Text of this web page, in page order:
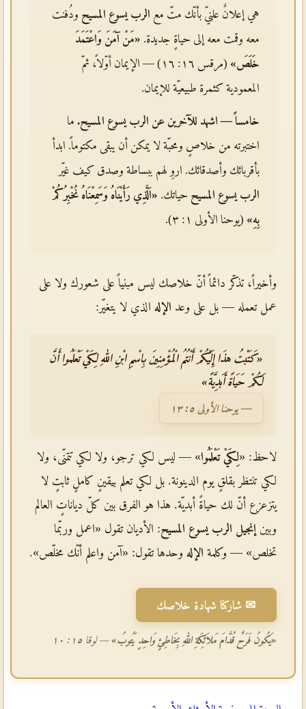
هي إعلانٌ علنيّ بأنّك متّ مع الرب يسوع المسيح ودُفنت
معه وقمت معه إلى حياةٍ جديدة. «مَنْ آمَنَ وَاعْتَمَدَ
خَلَصَ»
(مرقس ١٦: ١٦) — الإيمان أوّلاً، ثمّ
المعمودية كثمرة طبيعيّة للإيمان.
خامساً — اشهد للآخرين عن الرب يسوع المسيح. ما
اختبرته من خلاصٍ ومحبّة لا يمكن أن يبقى مكتوماً. ابدأ
بأقربائك وأصدقائك. اروِ لهم ببساطة وصدق كيف غيّر
الرب يسوع المسيح حياتك. «اَلَّذِي رَأَيْنَاهُ وَسَمِعْنَاهُ نُخْبِرُكُمْ
بِهِ» (يوحنا الأولى ١: ٣).
وأخيراً، تذكّر دائماً أنّ خلاصك ليس مبنياً على شعورك ولا على
عمل تعمله — بل على وعد الإله الذي لا يتغيّر:
«كَتَبْتُ هذَا إِلَيْكُمْ أَنْتُمُ الْمُؤْمِنِينَ بِاسْمِ ابْنِ اللهِ لِكَيْ تَعْلَمُوا أَنَّ
لَكُمْ حَيَاةً أَبَدِيَّةً»
— يوحنا الأولى ٥: ١٣
لاحظ: «لِكَيْ تَعْلَمُوا» — ليس لكي ترجو، ولا لكي تتمنّى، ولا
لكي تنتظر بقلقٍ يوم الدينونة. بل لكي تعلم بيقينٍ كاملٍ ثابتٍ لا
يتزعزع أنّ لك حياةً أبديّة. هذا هو الفرق بين كلّ دياناتٍ العالم
وبين إنجيل الرب يسوع المسيح: الأديان تقول «اعمل وربّما
تخلص» — وكلمة الإله وحدها تقول: «آمن واعلم أنّك مخلّص».
✉ شاركنا شهادة خلاصك
«يَكُونُ فَرَحٌ قُدَّامَ مَلاَئِكَةِ اللهِ بِخَاطِئٍ وَاحِدٍ يَتُوبُ»— لوقا ١٥: ١٠